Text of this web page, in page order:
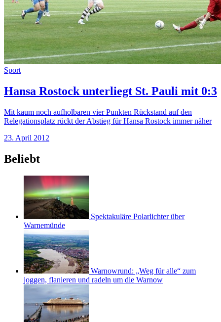
Sport
Hansa Rostock unterliegt St. Pauli mit 0:3
Mit kaum noch aufholbaren vier Punkten Rückstand auf den
Relegationsplatz rückt der Abstieg für Hansa Rostock immer näher
23. April 2012
Beliebt
Spektakuläre Polarlichter über
Warnemünde
Warnowrund: „Weg für alle“ zum
joggen, flanieren und radeln um die Warnow